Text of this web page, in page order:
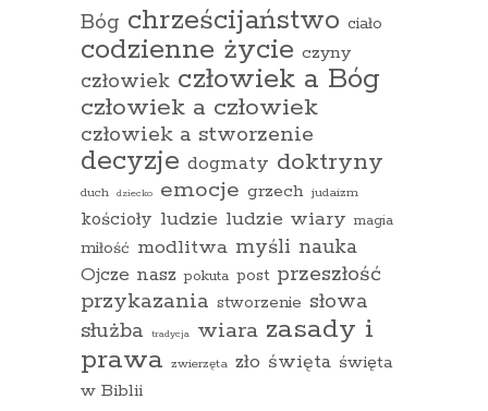
Bóg chrześcijaństwo ciało
codzienne życie czyny
człowiek człowiek a Bóg
człowiek a człowiek
człowiek a stworzenie
decyzje dogmaty doktryny
duch dziecko emocje grzech judaizm
kościoły ludzie ludzie wiary magia
miłość modlitwa myśli nauka
Ojcze nasz pokuta post przeszłość
przykazania stworzenie słowa
służba
tradycja wiara zasady i
prawa zwierzęta zło święta święta
w Biblii